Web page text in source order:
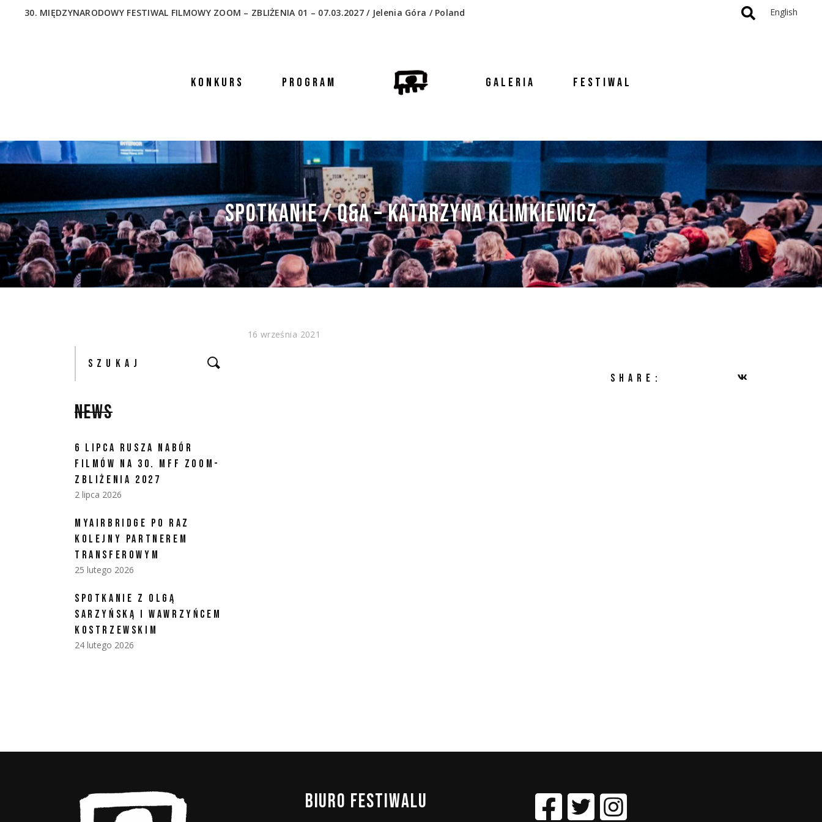
30. MIĘDZYNARODOWY FESTIWAL FILMOWY ZOOM – ZBLIŻENIA 01 – 07.03.2027 / Jelenia Góra / Poland English
KONKURS PROGRAM GALERIA FESTIWAL
SPOTKANIE / Q&A – KATARZYNA KLIMKIEWICZ
NAN
16 września 2021
SHARE:
Szukaj:
NEWS
6 LIPCA RUSZA NABÓR
FILMÓW NA 30. MFF ZOOM-
ZBLIŻENIA 2027
2 lipca 2026
MYAIRBRIDGE PO RAZ
KOLEJNY PARTNEREM
TRANSFEROWYM
25 lutego 2026
SPOTKANIE Z OLGĄ
SARZYŃSKĄ I WAWRZYŃCEM
KOSTRZEWSKIM
24 lutego 2026
BIURO FESTIWALU